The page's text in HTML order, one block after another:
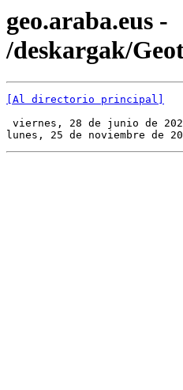
geo.araba.eus -
/deskargak/
[Al directorio principal]
viernes, 28 de junio de
lunes, 25 de noviembre